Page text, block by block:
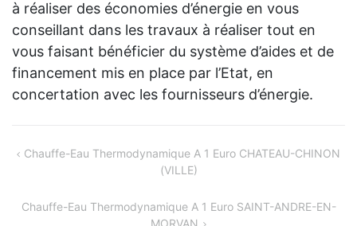
à réaliser des économies d’énergie en vous
conseillant dans les travaux à réaliser tout en
vous faisant bénéficier du système d’aides et de
financement mis en place par l’Etat, en
concertation avec les fournisseurs d’énergie.
Navigation
l’article
Chauffe-Eau Thermodynamique A 1 Euro CHATEAU-CHINON
(VILLE)
Chauffe-Eau Thermodynamique A 1 Euro SAINT-ANDRE-EN-